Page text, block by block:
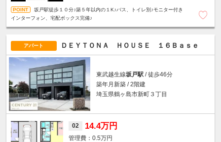
坂戸駅徒歩１０分♪築５年以内の１K♪バス、トイレ別♪モニター付き
インターフォン、宅配ボックス完備♪
アパート ＤＥＹＴＯＮＡ ＨＯＵＳＥ １６Ｂａｓｅ
東武越生線坂戸駅 / 徒歩46分
築年月新築 / 2階建
埼玉県鶴ヶ島市新町３丁目
02 14.4万円
0.5万円